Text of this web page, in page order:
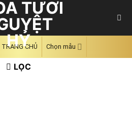
TRANG CHỦ Chọn mẫu
LỌC